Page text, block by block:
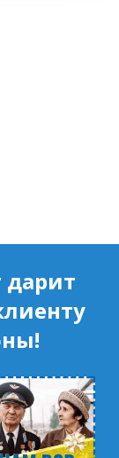
дарит